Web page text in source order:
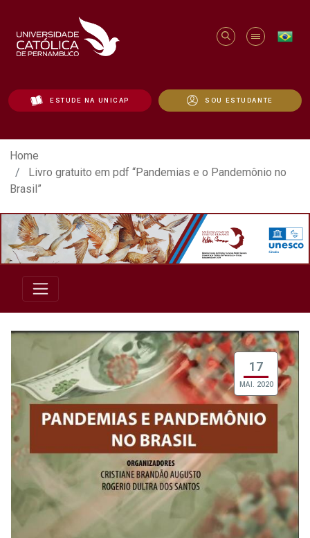
ESTUDE NA UNICAP SOU ESTUDANTE
Livro gratuito em pdf “Pandemias e o
Home
Livro gratuito em pdf “Pandemias e o Pandemônio no
Brasil”
17
MAI. 2020